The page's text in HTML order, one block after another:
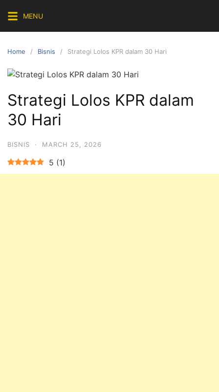
content
MENU
Home Bisnis Strategi Lolos KPR dalam 30 Hari
Strategi Lolos KPR dalam
30 Hari
BISNIS · MARCH 25, 2026
5 (1)